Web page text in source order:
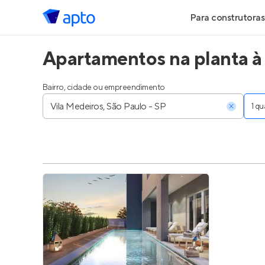
Para construtoras
Geração de
Geração de
Parcerias
Anunciar
Entrar no
Apartamentos na planta à
Bairro, cidade ou empreendimento
1